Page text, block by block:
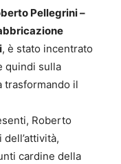
Pellegrini –
, è stato incentrato
quindi sulla
trasformando il
Roberto
cardine della